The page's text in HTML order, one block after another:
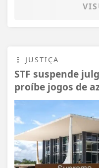
JUSTIÇA
STF suspende
proíbe jogos de